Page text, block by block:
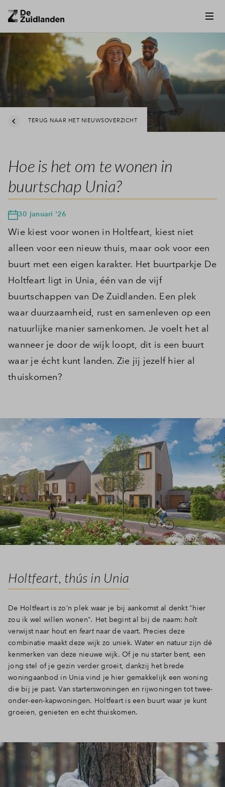
Inloggen
TERUG NAAR HET NIEUWSOVERZICHT
Hoe is het om te wonen in
buurtschap Unia?
30 januari '26
Wie kiest voor wonen in Holtfeart, kiest niet
alleen voor een nieuw thuis, maar ook voor een
buurt met een eigen karakter. Het buurtparkje De
Holtfeart ligt in Unia, één van de vijf
buurtschappen van De Zuidlanden. Een plek
waar duurzaamheid, rust en samenleven op een
natuurlijke manier samenkomen. Je voelt het al
wanneer je door de wijk loopt, dit is een buurt
waar je écht kunt landen. Zie jij jezelf hier al
thuiskomen?
Holtfeart, thús in Unia
De Holtfeart is zo’n plek waar je bij aankomst al denkt "hier
zou ik wel willen wonen". Het begint al bij de naam:holt
verwijst naar hout en feartnaar de vaart. Precies deze
combinatie maakt deze wijk zo uniek. Water en natuur zijn dé
kenmerken van deze nieuwe wijk. Of je nu starter bent, een
jong stel of je gezin verder groeit, dankzij het brede
woningaanbod in Unia vind je hier gemakkelijk een woning
die bij je past. Van starterswoningen en rijwoningen tot twee-
onder-een-kapwoningen. Holtfeart is een buurt waar je kunt
groeien, genieten en echt thuiskomen.